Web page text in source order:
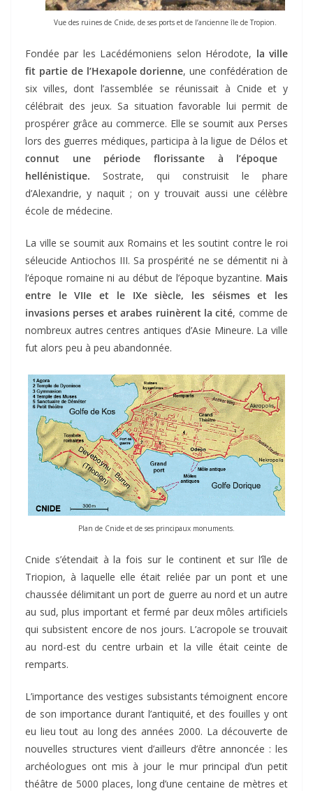
Vue des ruines de Cnide, de ses ports et de l’ancienne île de Tropion.
Fondée par les Lacédémoniens selon Hérodote, la ville
fit partie de l’Hexapole dorienne, une confédération de
six villes, dont l’assemblée se réunissait à Cnide et y
célébrait des jeux. Sa situation favorable lui permit de
prospérer grâce au commerce. Elle se soumit aux Perses
lors des guerres médiques, participa à la ligue de Délos et
connut une période florissante à l’époque
hellénistique. Sostrate, qui construisit le phare
d’Alexandrie, y naquit ; on y trouvait aussi une célèbre
école de médecine.
La ville se soumit aux Romains et les soutint contre le roi
séleucide Antiochos III. Sa prospérité ne se démentit ni à
l’époque romaine ni au début de l’époque byzantine. Mais
entre le VIIe et le IXe siècle, les séismes et les
invasions perses et arabes ruinèrent la cité, comme de
nombreux autres centres antiques d’Asie Mineure. La ville
fut alors peu à peu abandonnée.
Plan de Cnide et de ses principaux monuments.
Cnide s’étendait à la fois sur le continent et sur l’île de
Triopion, à laquelle elle était reliée par un pont et une
chaussée délimitant un port de guerre au nord et un autre
au sud, plus important et fermé par deux môles artificiels
qui subsistent encore de nos jours. L’acropole se trouvait
au nord-est du centre urbain et la ville était ceinte de
remparts.
L’importance des vestiges subsistants témoignent encore
de son importance durant l’antiquité, et des fouilles y ont
eu lieu tout au long des années 2000. La découverte de
nouvelles structures vient d’ailleurs d’être annoncée : les
archéologues ont mis à jour le mur principal d’un petit
théâtre de 5000 places, long d’une centaine de mètres et